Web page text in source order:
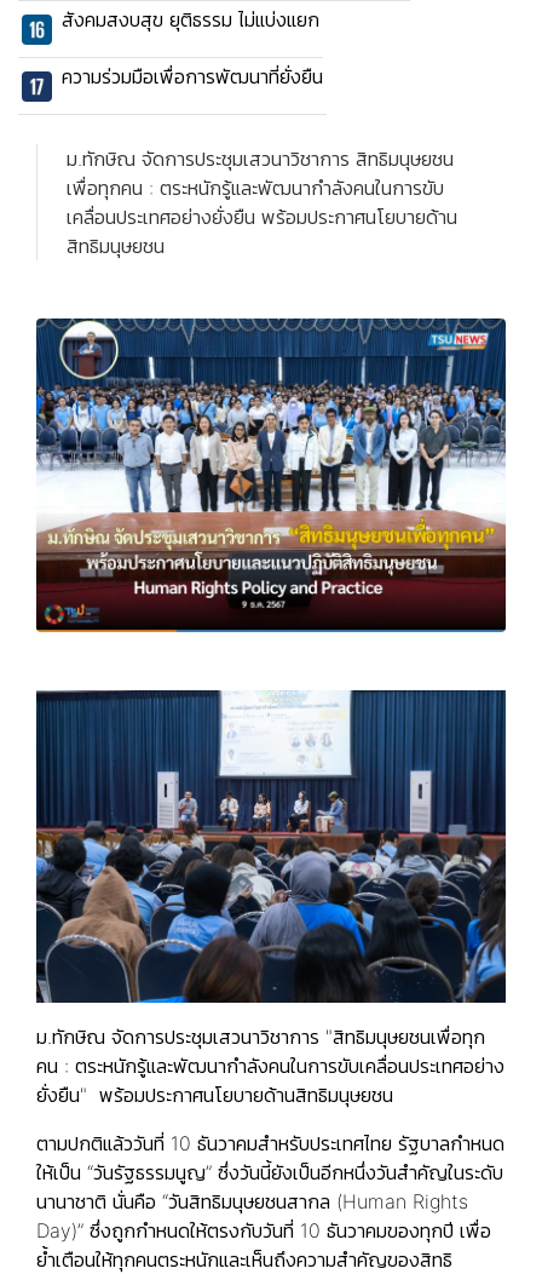
สังคมสงบสุข ยุติธรรม ไม่แบ่งแยก
ความร่วมมือเพื่อการพัฒนาที่ยั่งยืน
ม.ทักษิณ จัดการประชุมเสวนาวิชาการ สิทธิมนุษยชน
เพื่อทุกคน : ตระหนักรู้และพัฒนากำลังคนในการขับ
เคลื่อนประเทศอย่างยั่งยืน พร้อมประกาศนโยบายด้าน
สิทธิมนุษยชน
ม.ทักษิณ จัดการประชุมเสวนาวิชาการ "สิทธิมนุษยชนเพื่อทุก
คน : ตระหนักรู้และพัฒนากำลังคนในการขับเคลื่อนประเทศอย่าง
ยั่งยืน" พร้อมประกาศนโยบายด้านสิทธิมนุษยชน
ตามปกติแล้ววันที่ 10 ธันวาคมสำหรับประเทศไทย รัฐบาลกำหนด
ให้เป็น “วันรัฐธรรมนูญ” ซึ่งวันนี้ยังเป็นอีกหนึ่งวันสำคัญในระดับ
นานาชาติ นั่นคือ “วันสิทธิมนุษยชนสากล (Human Rights
Day)” ซึ่งถูกกำหนดให้ตรงกับวันที่ 10 ธันวาคมของทุกปี เพื่อ
ย้ำเตือนให้ทุกคนตระหนักและเห็นถึงความสำคัญของสิทธิ